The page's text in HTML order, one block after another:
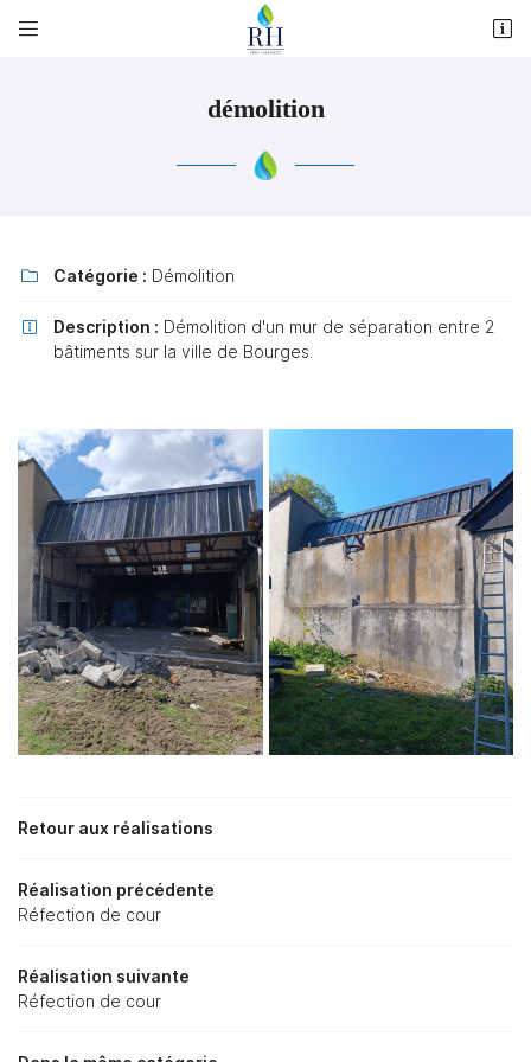
 
Adresse email de réception
 Recopier le code ci-contre
Rafraîchir le captcha
En cochant cette case, vous consentez à recevoir nos propositions
commerciales à l'adresse email indiqué ci-dessus. Vous pouvez vous
désinscrire à tout moment en utilisantle formulaire de désinscription.
INSCRIPTION
démolition
 Catégorie : Démolition
 Description : Démolition d'un mur de séparation entre 2
bâtiments sur la ville de Bourges.
Retour aux réalisations
Réalisation précédente
Réfection de cour
Réalisation suivante
Réfection de cour